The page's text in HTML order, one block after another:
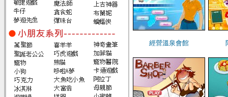
經營溫泉會館